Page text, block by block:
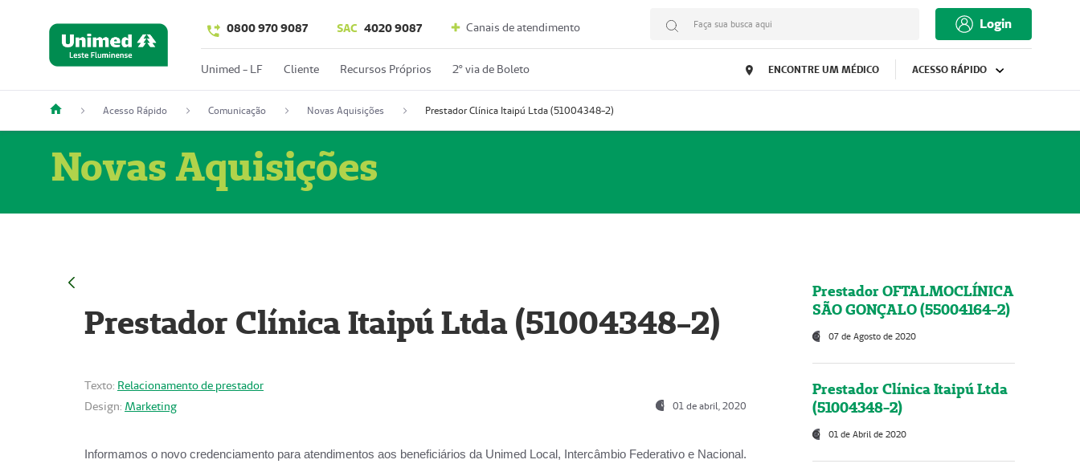
0800 970 9087 SAC 4020 9087 Canais de atendimento Faça sua busca aqui Login
Unimed - LF Cliente Recursos Próprios 2º via de Boleto ENCONTRE UM MÉDICO ACESSO RÁPIDO
Acesso Rápido Comunicação Novas Aquisições Prestador Clínica Itaipú Ltda (51004348-2)
Novas Aquisições
Prestador Clínica Itaipú Ltda (51004348-2)
Texto: Relacionamento de prestador
Design: Marketing 01 de abril, 2020
Informamos o novo credenciamento para atendimentos aos beneficiários da Unimed Local, Intercâmbio Federativo e Nacional.
Prestador OFTALMOCLÍNICA
SÃO GONÇALO (55004164-2)
07 de Agosto de 2020
Prestador Clínica Itaipú Ltda
(51004348-2)
01 de Abril de 2020